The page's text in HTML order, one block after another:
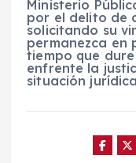
Ministerio
por el delito de
solicitando su
permanezca en
tiempo que
enfrente la
situación